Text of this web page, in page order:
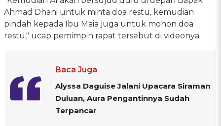
Ahmad Dhani untuk minta doa restu, kemudian
pindah kepada Ibu Maia juga untuk mohon doa
restu," ucap pemimpin rapat tersebut di videonya.
Baca Juga
Alyssa Daguise Jalani Upacara Siraman
Duluan, Aura Pengantinnya Sudah
Terpancar